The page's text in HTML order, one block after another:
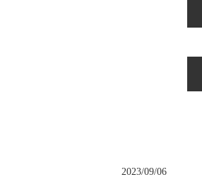
2023/09/06